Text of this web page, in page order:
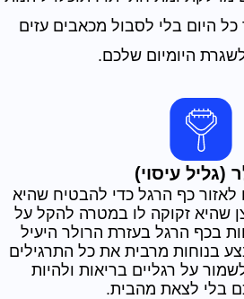
היום בלי לסבול מכאבים עזים
היומיום שלכם.
(גליל עיסוי)
לאזור כף הרגל כדי להבטיח שהיא
שהיא זקוקה לו במטרה להקל על
בכף הרגל בעזרת הרולר היעיל
בנוחות מרבית את כל התרגילים
על רגליים בריאות ולהיות
בלי לצאת מהבית.